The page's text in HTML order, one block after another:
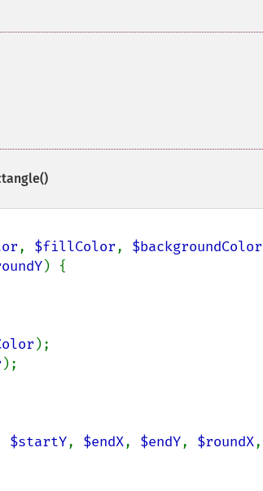
, $fillColor, $backgroundColor
) {
);
);
$startY, $endX, $endY, $roundX,